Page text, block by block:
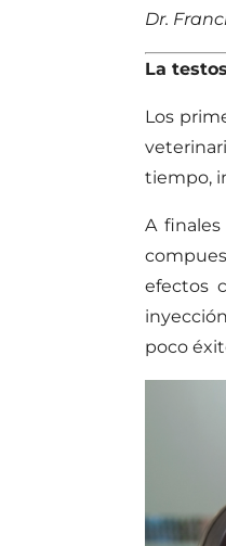
Dr.
La
Los
tiempo,
A
efectos
poco